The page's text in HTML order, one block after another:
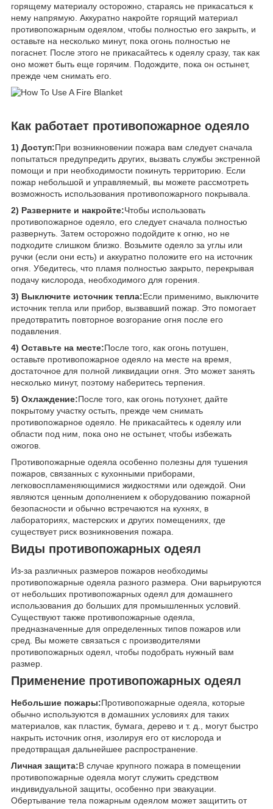
горящему материалу осторожно, стараясь не прикасаться к
нему напрямую. Аккуратно накройте горящий материал
противопожарным одеялом, чтобы полностью его закрыть, и
оставьте на несколько минут, пока огонь полностью не
погаснет. После этого не прикасайтесь к одеялу сразу, так как
оно может быть еще горячим. Подождите, пока он остынет,
прежде чем снимать его.
Как работает противопожарное одеяло
1) Доступ:При возникновении пожара вам следует сначала
попытаться предупредить других, вызвать службы экстренной
помощи и при необходимости покинуть территорию. Если
пожар небольшой и управляемый, вы можете рассмотреть
возможность использования противопожарного покрывала.
2) Разверните и накройте:Чтобы использовать
противопожарное одеяло, его следует сначала полностью
развернуть. Затем осторожно подойдите к огню, но не
подходите слишком близко. Возьмите одеяло за углы или
ручки (если они есть) и аккуратно положите его на источник
огня. Убедитесь, что пламя полностью закрыто, перекрывая
подачу кислорода, необходимого для горения.
3) Выключите источник тепла:Если применимо, выключите
источник тепла или прибор, вызвавший пожар. Это помогает
предотвратить повторное возгорание огня после его
подавления.
4) Оставьте на месте:После того, как огонь потушен,
оставьте противопожарное одеяло на месте на время,
достаточное для полной ликвидации огня. Это может занять
несколько минут, поэтому наберитесь терпения.
5) Охлаждение:После того, как огонь потухнет, дайте
покрытому участку остыть, прежде чем снимать
противопожарное одеяло. Не прикасайтесь к одеялу или
области под ним, пока оно не остынет, чтобы избежать
ожогов.
Противопожарные одеяла особенно полезны для тушения
пожаров, связанных с кухонными приборами,
легковоспламеняющимися жидкостями или одеждой. Они
являются ценным дополнением к оборудованию пожарной
безопасности и обычно встречаются на кухнях, в
лабораториях, мастерских и других помещениях, где
существует риск возникновения пожара.
Виды противопожарных одеял
Из-за различных размеров пожаров необходимы
противопожарные одеяла разного размера. Они варьируются
от небольших противопожарных одеял для домашнего
использования до больших для промышленных условий.
Существуют также противопожарные одеяла,
предназначенные для определенных типов пожаров или
сред. Вы можете связаться с производителями
противопожарных одеял, чтобы подобрать нужный вам
размер.
Применение противопожарных одеял
Небольшие пожары:Противопожарные одеяла, которые
обычно используются в домашних условиях для таких
материалов, как пластик, бумага, дерево и т. д., могут быстро
накрыть источник огня, изолируя его от кислорода и
предотвращая дальнейшее распространение.
Личная защита:В случае крупного пожара в помещении
противопожарные одеяла могут служить средством
индивидуальной защиты, особенно при эвакуации.
Обертывание тела пожарным одеялом может защитить от